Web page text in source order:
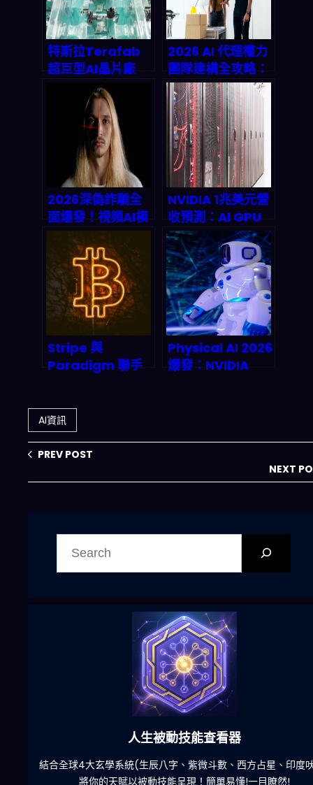
特斯拉Terafab
超巨型AI晶片廠
2026啟動倒數：
馬斯克2nm自製晶
片如何讓AI算力成
本暴跌、
Optimus與Dojo
全面起飛？
2026 AI 代理權力
團隊建構全攻略：
Forbes 5 步驟讓
企業零人工自動化
爆發
2026深偽詐騙全
面爆發！視頻AI模
型如何讓你瞬間損
失數百萬，個人防
護SaaS被動收入
實戰指南
NVIDIA 1兆美元營
收預測：AI GPU
帝國如何重塑
2026年後的科技
版圖？
Stripe 與
Paradigm 聯手
Payments
Protocol：AI
Agent 自動跨鏈
2027 年機器經
Physical AI 2026
爆發：NVIDIA
AI資訊
PREV POST
NEXT
六合彩發達神器
減少超過500萬個低概率中獎組合，提高中獎率